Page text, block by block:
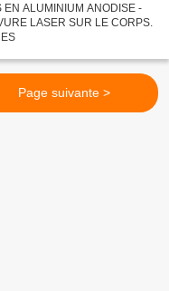
EN ALUMINIUM ANODISE -
LASER SUR LE CORPS.
Page suivante >